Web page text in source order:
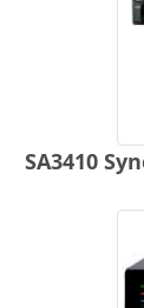
SA3410